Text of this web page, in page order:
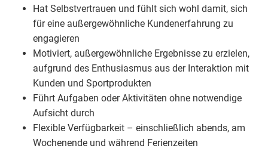
Hat Selbstvertrauen und fühlt sich wohl damit, sich
für eine außergewöhnliche Kundenerfahrung zu
engagieren
Motiviert, außergewöhnliche Ergebnisse zu erzielen,
aufgrund des Enthusiasmus aus der Interaktion mit
Kunden und Sportprodukten
Führt Aufgaben oder Aktivitäten ohne notwendige
Aufsicht durch
Flexible Verfügbarkeit – einschließlich abends, am
Wochenende und während Ferienzeiten